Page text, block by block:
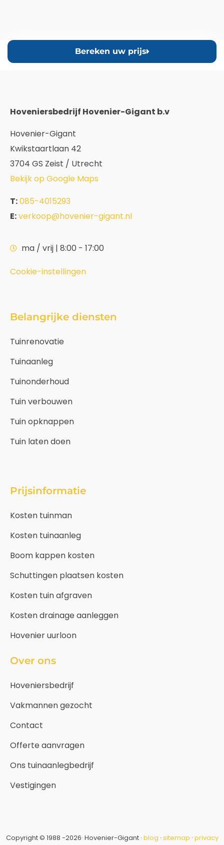
Bereken uw prijs
Hoveniersbedrijf Hovenier-Gigant b.v
Hovenier-Gigant
Kwikstaartlaan 42
3704 GS Zeist / Utrecht
Bekijk op Google Maps
T:085-4015293
E:verkoop@hovenier-gigant.nl
ma / vrij | 8:00 - 17:00
Cookie-instellingen
Belangrijke diensten
Tuinrenovatie
Tuinaanleg
Tuinonderhoud
Tuin verbouwen
Tuin opknappen
Tuin laten doen
Prijsinformatie
Kosten tuinman
Kosten tuinaanleg
Boom kappen kosten
Schuttingen plaatsen kosten
Kosten tuin afgraven
Kosten drainage aanleggen
Hovenier uurloon
Over ons
Hoveniersbedrijf
Vakmannen gezocht
Contact
Offerte aanvragen
Ons tuinaanlegbedrijf
Vestigingen
Copyright © 1988 -2026· Hovenier-Gigant · blog · sitemap · privacy